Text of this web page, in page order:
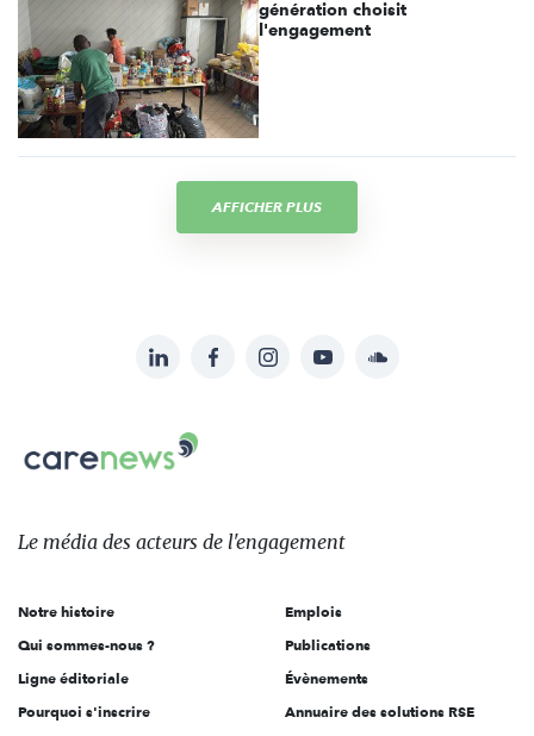
génération choisit
l'engagement
AFFICHER PLUS
sur:
LinkedInFacebookInstagramYouTubeSoundcloud
Le
des
l'engagement
Le média des acteurs de l'engagement
Notre histoire
Qui sommes-nous ?
Ligne éditoriale
Pourquoi s'inscrire
Emplois
Publications
Évènements
Annuaire des solutions RSE